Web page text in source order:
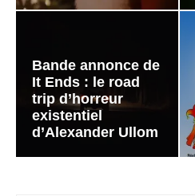
Bande annonce de
It Ends : le road
trip d’horreur
existentiel
d’Alexander Ullom